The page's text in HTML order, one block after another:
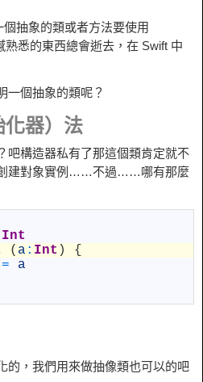
抽象的類或者方法要使用
悉的東西總會逝去，在 Swift 中
一個抽象的類呢？
化器）法
吧構造器私有了那這個類肯定就不
創建對象實例……不過……哪有那麼
Int
( a : Int )
{
=
a
的，我們用來做抽像類也可以的吧